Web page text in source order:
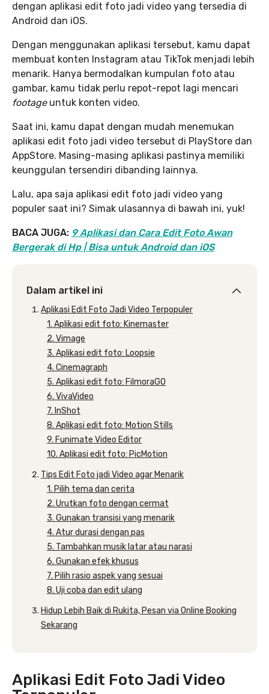
dengan aplikasi edit foto jadi video yang tersedia di
Android dan iOS.
Dengan menggunakan aplikasi tersebut, kamu dapat
membuat konten Instagram atau TikTok menjadi lebih
menarik. Hanya bermodalkan kumpulan foto atau
gambar, kamu tidak perlu repot-repot lagi mencari
footage untuk konten video.
Saat ini, kamu dapat dengan mudah menemukan
aplikasi edit foto jadi video tersebut di PlayStore dan
AppStore. Masing-masing aplikasi pastinya memiliki
keunggulan tersendiri dibanding lainnya.
Lalu, apa saja aplikasi edit foto jadi video yang
populer saat ini? Simak ulasannya di bawah ini, yuk!
BACA JUGA: 9 Aplikasi dan Cara Edit Foto Awan
Bergerak di Hp | Bisa untuk Android dan iOS
Dalam artikel ini
Aplikasi Edit Foto Jadi Video Terpopuler
1. Aplikasi edit foto: Kinemaster
2. Vimage
3. Aplikasi edit foto: Loopsie
4. Cinemagraph
5. Aplikasi edit foto: FilmoraGO
6. VivaVideo
7. InShot
8. Aplikasi edit foto: Motion Stills
9. Funimate Video Editor
10. Aplikasi edit foto: PicMotion
Tips Edit Foto jadi Video agar Menarik
1. Pilih tema dan cerita
2. Urutkan foto dengan cermat
3. Gunakan transisi yang menarik
4. Atur durasi dengan pas
5. Tambahkan musik latar atau narasi
6. Gunakan efek khusus
7. Pilih rasio aspek yang sesuai
8. Uji coba dan edit ulang
Hidup Lebih Baik di Rukita, Pesan via Online Booking
Sekarang
Aplikasi Edit Foto Jadi Video